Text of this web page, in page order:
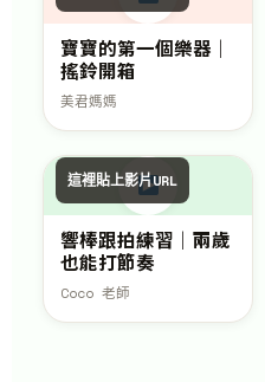
寶寶的第一個樂器｜
搖鈴開箱
美君媽媽
這裡貼上影片URL
響棒跟拍練習｜兩歲
也能打節奏
Coco 老師